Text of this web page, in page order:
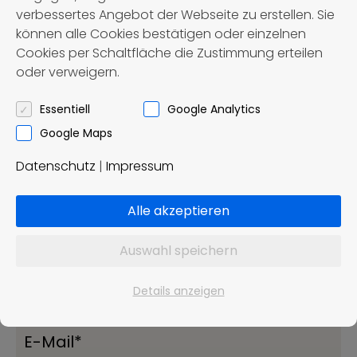
verfügbar. Bitte schauen Sie später
nochmal vorbei.
Jetzt buchen
Unverbindliche Buchungsanfage
verbessertes Angebot der Webseite zu erstellen. Sie
können alle Cookies bestätigen oder einzelnen
Cookies per Schaltfläche die Zustimmung erteilen
oder verweigern.
Essentiell
Google Analytics
Google Maps
Datenschutz | Impressum
Alle akzeptieren
Auswahl speichern
Details anzeigen